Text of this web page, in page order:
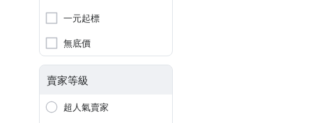
一元起標
無底價
賣家等級
超人氣賣家